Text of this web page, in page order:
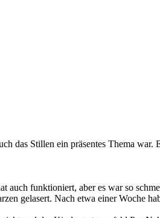
das Stillen ein präsentes Thema
funktioniert, aber es war so
gelasert. Nach etwa einer Woche